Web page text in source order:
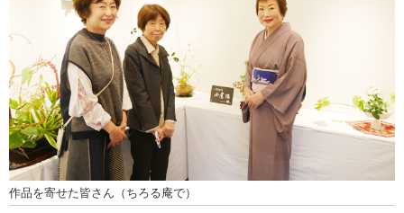
作品を寄せた皆さん（ちろる庵で）